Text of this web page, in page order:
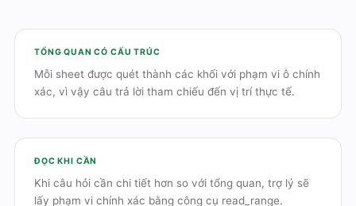
TỔNG QUAN CÓ CẤU TRÚC
Mỗi sheet được quét thành các khối với phạm vi ô chính
xác, vì vậy câu trả lời tham chiếu đến vị trí thực tế.
ĐỌC KHI CẦN
Khi câu hỏi cần chi tiết hơn so với tổng quan, trợ lý sẽ
lấy phạm vi chính xác bằng công cụ read_range.